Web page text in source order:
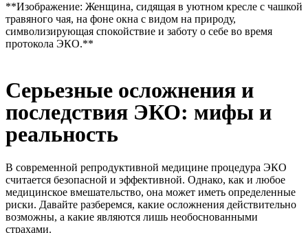
**Изображение: Женщина, сидящая в уютном кресле с чашкой
травяного чая, на фоне окна с видом на природу,
символизирующая спокойствие и заботу о себе во время
протокола ЭКО.**
Серьезные осложнения и
последствия ЭКО: мифы и
реальность
В современной репродуктивной медицине процедура ЭКО
считается безопасной и эффективной. Однако, как и любое
медицинское вмешательство, она может иметь определенные
риски. Давайте разберемся, какие осложнения действительно
возможны, а какие являются лишь необоснованными
страхами.